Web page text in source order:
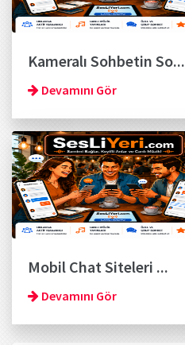
Kameralı Sohbetin So...
Devamını Gör
Mobil Chat Siteleri ...
Devamını Gör